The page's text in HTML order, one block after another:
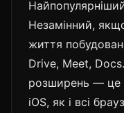
Незамінний,
життя
Drive, Meet,
розширень — це
iOS, як і всі